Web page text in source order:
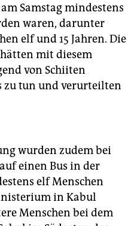
Samstag mindestens
waren, darunter
elf und 15 Jahren. Die
mit diesem
von Schiiten
zu tun und verurteilten
wurden zudem bei
einen Bus in der
elf Menschen
in Kabul
Menschen bei dem